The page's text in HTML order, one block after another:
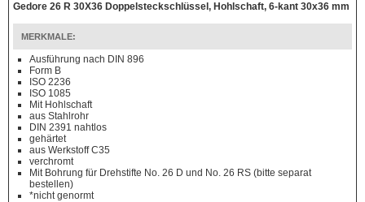
Gedore 26 R 30X36 Doppelsteckschlüssel, Hohlschaft, 6-kant 30x36 mm
MERKMALE:
Ausführung nach DIN 896
Form B
ISO 2236
ISO 1085
Mit Hohlschaft
aus Stahlrohr
DIN 2391 nahtlos
gehärtet
aus Werkstoff C35
verchromt
Mit Bohrung für Drehstifte No. 26 D und No. 26 RS (bitte separat
bestellen)
*nicht genormt